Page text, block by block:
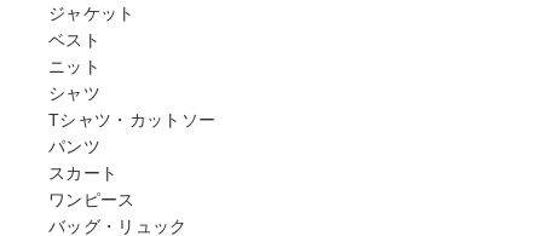
ジャケット
ベスト
ニット
シャツ
Tシャツ・カットソー
パンツ
スカート
ワンピース
バッグ・リュック